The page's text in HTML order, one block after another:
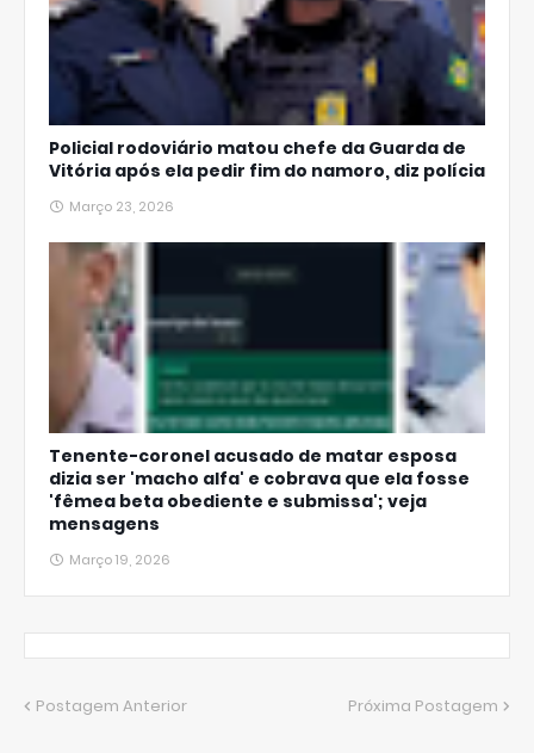
Policial rodoviário matou chefe da Guarda de
Vitória após ela pedir fim do namoro, diz polícia
Março 23, 2026
Tenente-coronel acusado de matar esposa
dizia ser 'macho alfa' e cobrava que ela fosse
'fêmea beta obediente e submissa'; veja
mensagens
Março 19, 2026
Postagem Anterior Próxima Postagem